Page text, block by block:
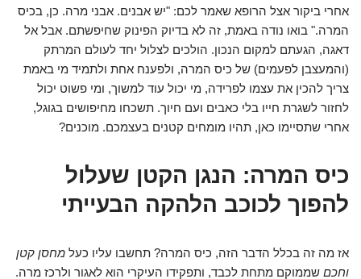
אחרי ביקור אצל הרופא שאמר לכם: "יש אבנים. אבני מרה. כן, בכיס
המרה." בואו נודה באמת, זה לא בדיוק הפינוק שחיפשתם. אבל אל
דאגה, הגעתם למקום הנכון. הולכים לצלול יחד לעולם המרתק
(והמעצבן לפעמים) של כיס המרה, ולפענח אחת ולתמיד מי באמת
צריך להכין את עצמו לפרידה, מי יכול עוד למשוך, ומי פשוט יכול
לחזור לשגרת חייו בלי כאבים ועם חיוך. תשכחו מחיפושים בגוגל,
אחרי שתסיימו כאן, תהיו מומחים קטנים בעצמכם. מוכנים?
כיס המרה: הנגן הקטן שעלול
להפוך לכוכב הלהקה הבעייתי
אז מה זה בכלל הדבר הזה, כיס המרה? תחשבו עליו כעל מחסן קטן
וחכם שממוקם מתחת לכבד, ותפקידו העיקרי הוא לאגור ולרכז מרה.